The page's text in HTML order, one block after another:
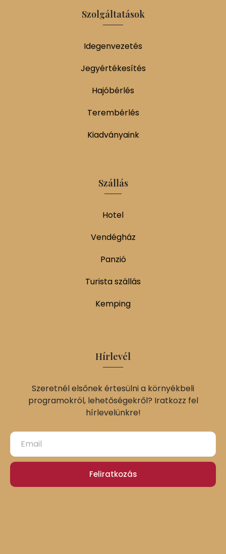
Szolgáltatások
Idegenvezetés
Jegyértékesítés
Hajóbérlés
Terembérlés
Kiadványaink
Szállás
Hotel
Vendégház
Panzió
Turista szállás
Kemping
Hírlevél
Szeretnél elsőnek értesülni a környékbeli
programokról, lehetőségekről? Iratkozz fel
hírlevelünkre!
Feliratkozás